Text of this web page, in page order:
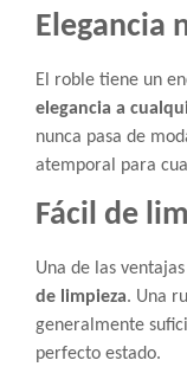
Elegancia
El roble tiene un
elegancia a
nunca pasa de
atemporal para
Fácil de
Una de las
de limpieza. Una
generalmente
perfecto estado.